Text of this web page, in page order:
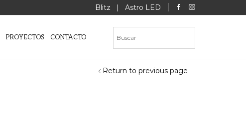
Blitz | Astro LED
PROYECTOS CONTACTO
Return to previous page